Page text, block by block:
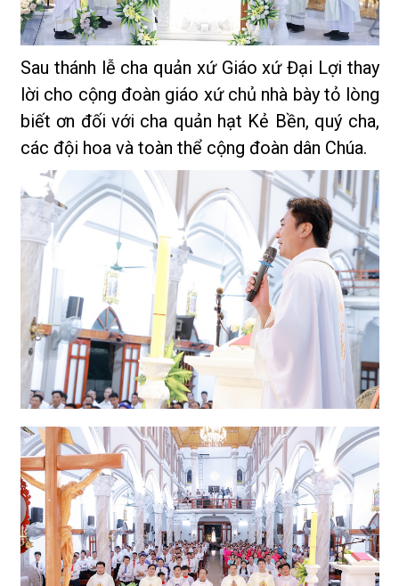
Sau thánh lễ cha quản xứ Giáo xứ Đại Lợi thay
lời cho cộng đoàn giáo xứ chủ nhà bày tỏ lòng
biết ơn đối với cha quản hạt Kẻ Bền, quý cha,
các đội hoa và toàn thể cộng đoàn dân Chúa.